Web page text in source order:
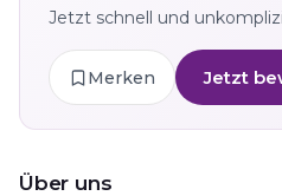
Jetzt schnell und
Merken Jetzt
Über uns